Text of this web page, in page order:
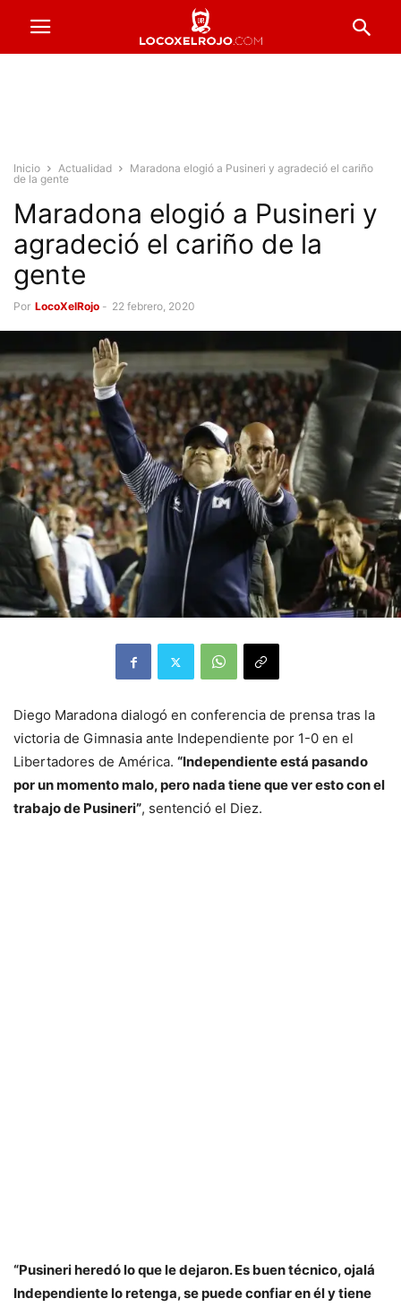
Inicio Actualidad
Maradona elogió a Pusineri y agradeció el cariño
de la gente
Maradona elogió a Pusineri y
agradeció el cariño de la
gente
Por LocoXelRojo - 22 febrero, 2020
Diego Maradona dialogó en conferencia de prensa tras la
victoria de Gimnasia ante Independiente por 1-0 en el
Libertadores de América. “Independiente está pasando
por un momento malo, pero nada tiene que ver esto con el
trabajo de Pusineri”, sentenció el Diez.
“Pusineri heredó lo que le dejaron. Es buen técnico, ojalá
Independiente lo retenga, se puede confiar en él y tiene